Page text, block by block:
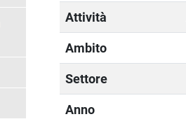
Attività
Ambito
Settore
Anno